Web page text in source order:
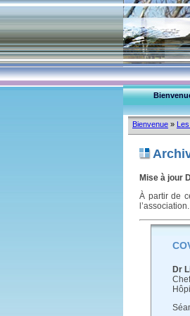
Bienvenue »
Mise à jour
À partir de
Dr